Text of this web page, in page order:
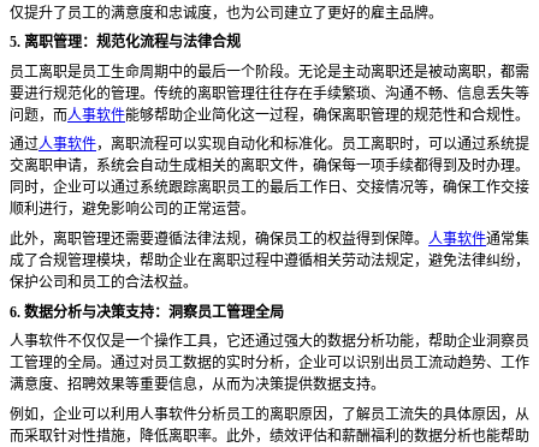
仅提升了员工的满意度和忠诚度，也为公司建立了更好的雇主品牌。
5. 离职管理：规范化流程与法律合规
员工离职是员工生命周期中的最后一个阶段。无论是主动离职还是被动离职，都需
要进行规范化的管理。传统的离职管理往往存在手续繁琐、沟通不畅、信息丢失等
问题，而人事软件能够帮助企业简化这一过程，确保离职管理的规范性和合规性。
通过人事软件，离职流程可以实现自动化和标准化。员工离职时，可以通过系统提
交离职申请，系统会自动生成相关的离职文件，确保每一项手续都得到及时办理。
同时，企业可以通过系统跟踪离职员工的最后工作日、交接情况等，确保工作交接
顺利进行，避免影响公司的正常运营。
此外，离职管理还需要遵循法律法规，确保员工的权益得到保障。 人事软件通常集
成了合规管理模块，帮助企业在离职过程中遵循相关劳动法规定，避免法律纠纷，
保护公司和员工的合法权益。
6. 数据分析与决策支持：洞察员工管理全局
人事软件不仅仅是一个操作工具，它还通过强大的数据分析功能，帮助企业洞察员
工管理的全局。通过对员工数据的实时分析，企业可以识别出员工流动趋势、工作
满意度、招聘效果等重要信息，从而为决策提供数据支持。
例如，企业可以利用人事软件分析员工的离职原因，了解员工流失的具体原因，从
而采取针对性措施，降低离职率。此外，绩效评估和薪酬福利的数据分析也能帮助